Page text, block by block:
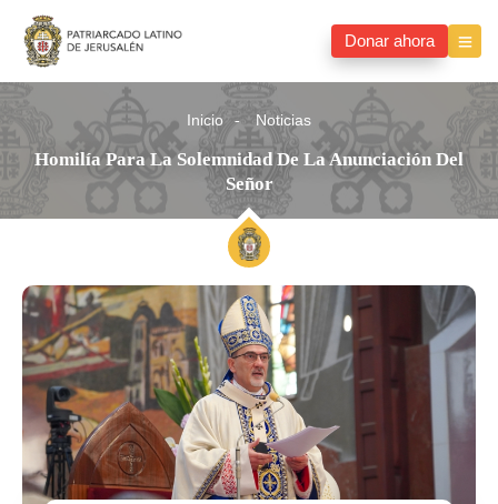
Donar ahora
Inicio Noticias
Homilía Para La Solemnidad De La Anunciación Del
Señor